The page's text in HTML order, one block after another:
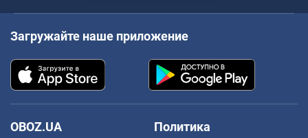
Загружайте наше приложение
OBOZ.UA
Политика